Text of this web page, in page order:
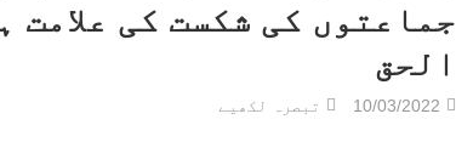
جماعتوں کی شکست کی علامت
الحق
10/03/2022 تبصرہ لکھیے